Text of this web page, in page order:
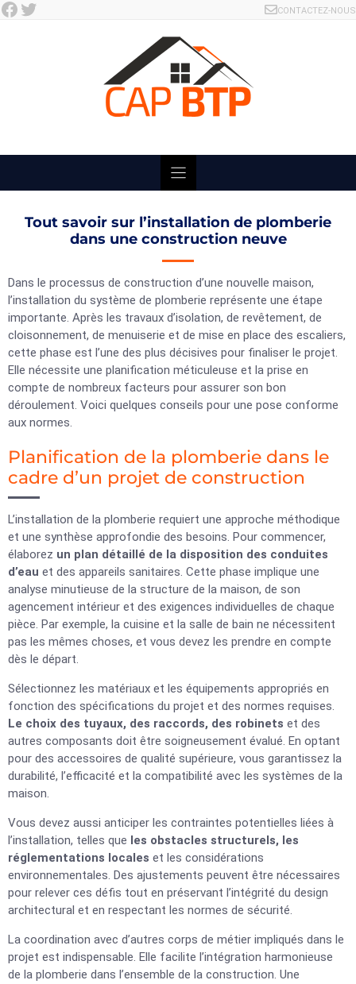
Skip
Facebook Twitter CONTACTEZ-NOUS
Tout savoir sur l’installation de plomberie
dans une construction neuve
Dans le processus de construction d’une nouvelle maison,
l’installation du système de plomberie représente une étape
importante. Après les travaux d’isolation, de revêtement, de
cloisonnement, de menuiserie et de mise en place des escaliers,
cette phase est l’une des plus décisives pour finaliser le projet.
Elle nécessite une planification méticuleuse et la prise en
compte de nombreux facteurs pour assurer son bon
déroulement. Voici quelques conseils pour une pose conforme
aux normes.
Planification de la plomberie dans le
cadre d’un projet de construction
L’installation de la plomberie requiert une approche méthodique
et une synthèse approfondie des besoins. Pour commencer,
élaborez un plan détaillé de la disposition des conduites
d’eau et des appareils sanitaires. Cette phase implique une
analyse minutieuse de la structure de la maison, de son
agencement intérieur et des exigences individuelles de chaque
pièce. Par exemple, la cuisine et la salle de bain ne nécessitent
pas les mêmes choses, et vous devez les prendre en compte
dès le départ.
Sélectionnez les matériaux et les équipements appropriés en
fonction des spécifications du projet et des normes requises.
Le choix des tuyaux, des raccords, des robinets et des
autres composants doit être soigneusement évalué. En optant
pour des accessoires de qualité supérieure, vous garantissez la
durabilité, l’efficacité et la compatibilité avec les systèmes de la
maison.
Vous devez aussi anticiper les contraintes potentielles liées à
l’installation, telles que les obstacles structurels, les
réglementations locales et les considérations
environnementales. Des ajustements peuvent être nécessaires
pour relever ces défis tout en préservant l’intégrité du design
architectural et en respectant les normes de sécurité.
La coordination avec d’autres corps de métier impliqués dans le
projet est indispensable. Elle facilite l’intégration harmonieuse
de la plomberie dans l’ensemble de la construction. Une